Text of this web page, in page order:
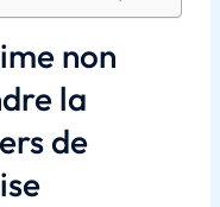
non
la
de